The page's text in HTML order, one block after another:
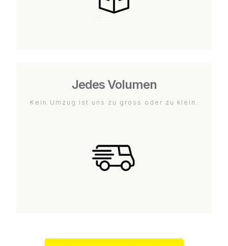
Jedes Volumen
Kein Umzug ist uns zu gross oder zu klein.